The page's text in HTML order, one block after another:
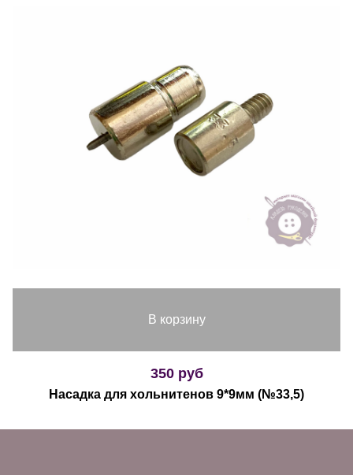
В корзину
350 руб
Насадка для хольнитенов 9*9мм (№33,5)